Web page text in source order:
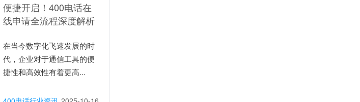
便捷开启！400电话在
线申请全流程深度解析
在当今数字化飞速发展的时
代，企业对于通信工具的便
捷性和高效性有着更高...